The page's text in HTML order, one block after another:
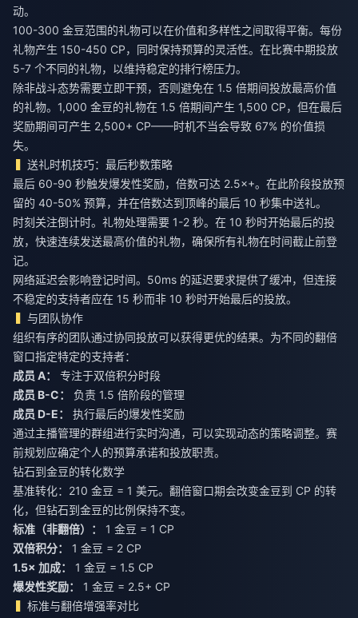
动。
100-300 金豆范围的礼物可以在价值和多样性之间取得平衡。每份
礼物产生 150-450 CP，同时保持预算的灵活性。在比赛中期投放
5-7 个不同的礼物，以维持稳定的排行榜压力。
除非战斗态势需要立即干预，否则避免在 1.5 倍期间投放最高价值
的礼物。1,000 金豆的礼物在 1.5 倍期间产生 1,500 CP，但在最后
奖励期间可产生 2,500+ CP——时机不当会导致 67% 的价值损
失。
送礼时机技巧：最后秒数策略
最后 60-90 秒触发爆发性奖励，倍数可达 2.5×+。在此阶段投放预
留的 40-50% 预算，并在倍数达到顶峰的最后 10 秒集中送礼。
时刻关注倒计时。礼物处理需要 1-2 秒。在 10 秒时开始最后的投
放，快速连续发送最高价值的礼物，确保所有礼物在时间截止前登
记。
网络延迟会影响登记时间。50ms 的延迟要求提供了缓冲，但连接
不稳定的支持者应在 15 秒而非 10 秒时开始最后的投放。
与团队协作
组织有序的团队通过协同投放可以获得更优的结果。为不同的翻倍
窗口指定特定的支持者：
成员 A：
专注于双倍积分时段
成员 B-C：
负责 1.5 倍阶段的管理
成员 D-E：
执行最后的爆发性奖励
通过主播管理的群组进行实时沟通，可以实现动态的策略调整。赛
前规划应确定个人的预算承诺和投放职责。
钻石到金豆的转化数学
基准转化：210 金豆 = 1 美元。翻倍窗口期会改变金豆到 CP 的转
化，但钻石到金豆的比例保持不变。
标准（非翻倍）：
双倍积分：
1.5× 加成：
爆发性奖励：
1 金豆 = 2.5+ CP
标准与翻倍增强率对比